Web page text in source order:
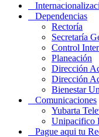
Dependencias
Rectoría
Secretaría
Control
Planeación
Dirección
Dirección
Bienestar
Comunicaciones
Yubarta
Unipacifico
Pague aqui tu